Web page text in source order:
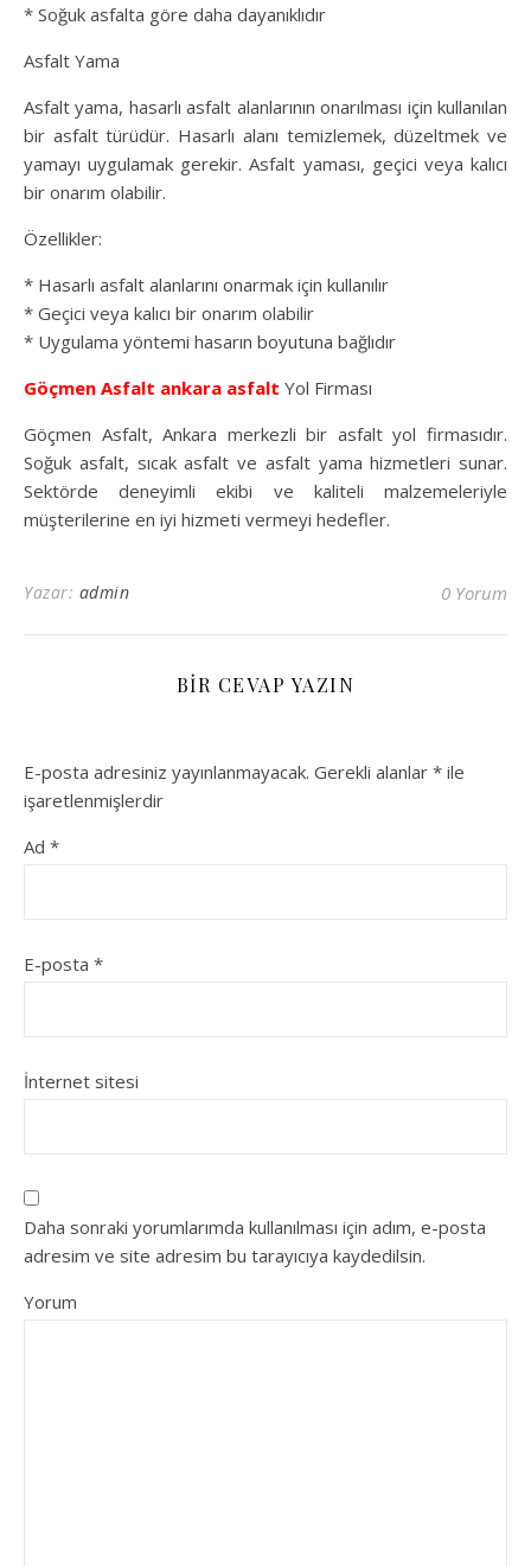
* Soğuk asfalta göre daha dayanıklıdır
Asfalt Yama
Asfalt yama, hasarlı asfalt alanlarının onarılması için kullanılan
bir asfalt türüdür. Hasarlı alanı temizlemek, düzeltmek ve
yamayı uygulamak gerekir. Asfalt yaması, geçici veya kalıcı
bir onarım olabilir.
Özellikler:
* Hasarlı asfalt alanlarını onarmak için kullanılır
* Geçici veya kalıcı bir onarım olabilir
* Uygulama yöntemi hasarın boyutuna bağlıdır
Göçmen Asfalt ankara asfalt Yol Firması
Göçmen Asfalt, Ankara merkezli bir asfalt yol firmasıdır.
Soğuk asfalt, sıcak asfalt ve asfalt yama hizmetleri sunar.
Sektörde deneyimli ekibi ve kaliteli malzemeleriyle
müşterilerine en iyi hizmeti vermeyi hedefler.
Yazar: admin 0 Yorum
BIR CEVAP YAZIN
E-posta adresiniz yayınlanmayacak. Gerekli alanlar * ile
işaretlenmişlerdir
Ad *
E-posta *
İnternet sitesi
Daha sonraki yorumlarımda kullanılması için adım, e-posta
adresim ve site adresim bu tarayıcıya kaydedilsin.
Yorum